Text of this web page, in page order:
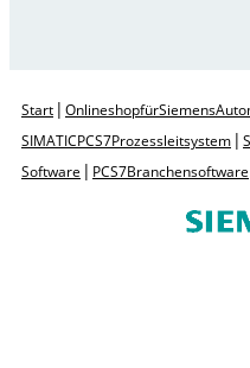
Start | Onlineshop für Siemens
SIMATIC PCS 7 Prozessleitsystem |
Software | PCS 7 Branchensoftware